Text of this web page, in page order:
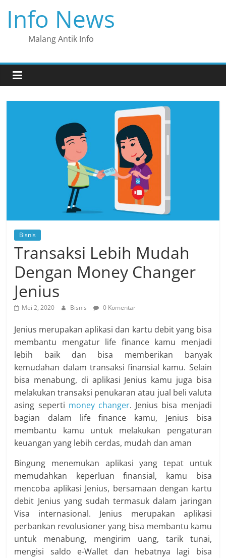
content
Info News
Malang Antik Info
Bisnis
Transaksi Lebih Mudah
Dengan Money Changer
Jenius
Mei 2, 2020 Bisnis 0 Komentar
Jenius merupakan aplikasi dan kartu debit yang bisa
membantu mengatur life finance kamu menjadi
lebih baik dan bisa memberikan banyak
kemudahan dalam transaksi finansial kamu. Selain
bisa menabung, di aplikasi Jenius kamu juga bisa
melakukan transaksi penukaran atau jual beli valuta
asing seperti money changer. Jenius bisa menjadi
bagian dalam life finance kamu, Jenius bisa
membantu kamu untuk melakukan pengaturan
keuangan yang lebih cerdas, mudah dan aman
Bingung menemukan aplikasi yang tepat untuk
memudahkan keperluan finansial, kamu bisa
mencoba aplikasi Jenius, bersamaan dengan kartu
debit Jenius yang sudah termasuk dalam jaringan
Visa internasional. Jenius merupakan aplikasi
perbankan revolusioner yang bisa membantu kamu
untuk menabung, mengirim uang, tarik tunai,
mengisi saldo e-Wallet dan hebatnya lagi bisa